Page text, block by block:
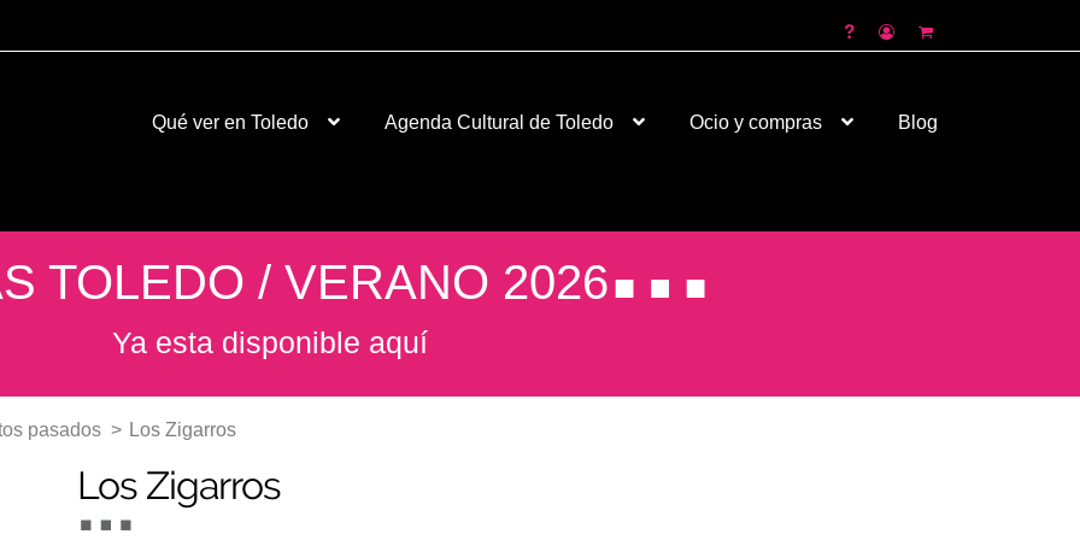
Qué ver en Toledo Agenda Cultural de Toledo Ocio y compras Blog
TOLEDO / VERANO 2026
Ya esta disponible aquí
pasados > Los Zigarros
Los Zigarros